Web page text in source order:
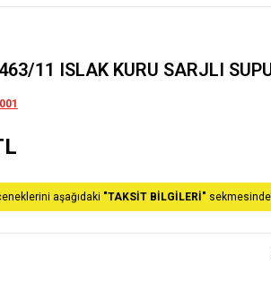
11 ISLAK KURU SARJLI
aşağıdaki "TAKSİT BİLGİLERİ"